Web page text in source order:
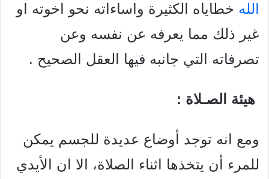
الله خطاياه الكثيرة واساءاته نحو اخوته او
غير ذلك مما يعرفه عن نفسه وعن
تصرفاته التي جانبه فيها العقل الصحيح .
هيئة الصـلاة :
ومع انه توجد أوضاع عديدة للجسم يمكن
للمرء أن يتخذها اثناء الصلاة، الا ان الأيدي